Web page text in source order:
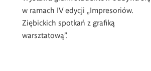
w ramach IV edycji „Impresoriów.
Ziębickich spotkań z grafiką
warsztatową”.